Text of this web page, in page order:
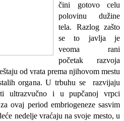
čini gotovo celu
polovinu dužine
tela. Razlog zašto
se to javlja je
veoma rani
početak razvoja
od vrata prema njihovom mestu
organa. U trbuhu se razvijaju
ultrazvučno i u pupčanoj vrpci
ovaj period embriogeneze sasvim
nedelje vraćaju na svoje mesto, u